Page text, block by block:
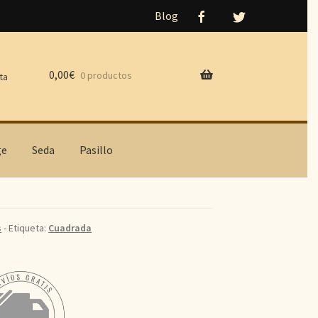
Blog
Seda Pasillo
0,00€ 0 productos
- Etiqueta: Cuadrada